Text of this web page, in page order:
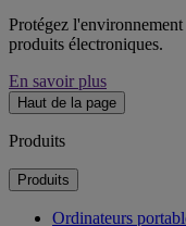
Protégez
produits électroniques.
En savoir plus
Haut de la page
Produits
Produits
Ordinateurs